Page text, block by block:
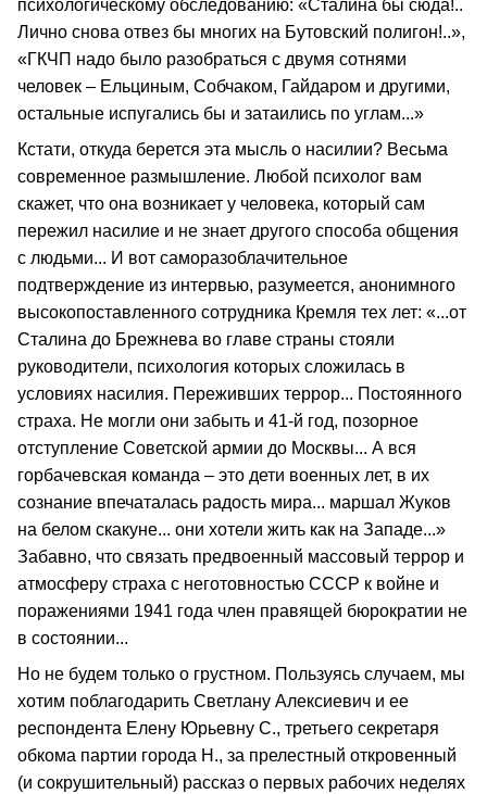
психологическому обследованию: «Сталина бы сюда!..
Лично снова отвез бы многих на Бутовский полигон!..»,
«ГКЧП надо было разобраться с двумя сотнями
человек – Ельциным, Собчаком, Гайдаром и другими,
остальные испугались бы и затаились по углам...»
Кстати, откуда берется эта мысль о насилии? Весьма
современное размышление. Любой психолог вам
скажет, что она возникает у человека, который сам
пережил насилие и не знает другого способа общения
с людьми... И вот саморазоблачительное
подтверждение из интервью, разумеется, анонимного
высокопоставленного сотрудника Кремля тех лет: «...от
Сталина до Брежнева во главе страны стояли
руководители, психология которых сложилась в
условиях насилия. Переживших террор... Постоянного
страха. Не могли они забыть и 41-й год, позорное
отступление Советской армии до Москвы... А вся
горбачевская команда – это дети военных лет, в их
сознание впечаталась радость мира... маршал Жуков
на белом скакуне... они хотели жить как на Западе...»
Забавно, что связать предвоенный массовый террор и
атмосферу страха с неготовностью СССР к войне и
поражениями 1941 года член правящей бюрократии не
в состоянии...
Но не будем только о грустном. Пользуясь случаем, мы
хотим поблагодарить Светлану Алексиевич и ее
респондента Елену Юрьевну С., третьего секретаря
обкома партии города Н., за прелестный откровенный
(и сокрушительный) рассказ о первых рабочих неделях